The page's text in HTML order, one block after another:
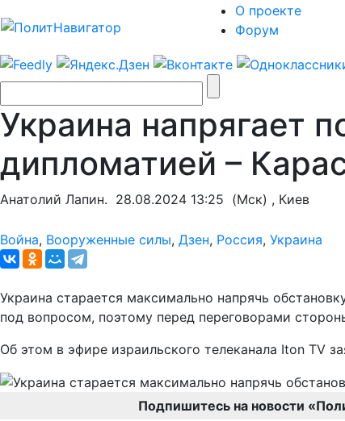
О проекте
Форум
Украина напрягает
дипломатией –
Анатолий Лапин. 28.08.2024 13:25 (Мск) , Киев
Война, Вооруженные силы, Дзен, Россия, Украина
Украина старается максимально напрячь
под вопросом, поэтому перед переговорами
Об этом в эфире израильского телеканала Iton TV
Подпишитесь на новости